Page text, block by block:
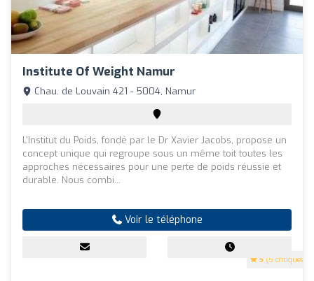
Institute Of Weight Namur
5 (5 critiques)
Chau. de Louvain 421 - 5004, Namur
L'Institut du Poids, fondé par le Dr Xavier Jacobs, propose un
concept unique qui regroupe sous un même toit toutes les
approches nécessaires pour une perte de poids réussie et
durable. Nous combi...
Voir le téléphone